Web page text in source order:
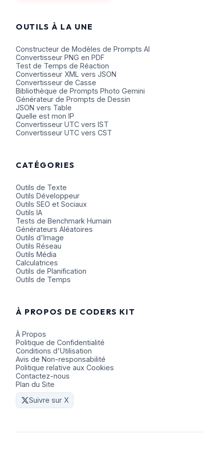
OUTILS À LA UNE
Constructeur de Modèles de Prompts AI
Convertisseur PNG en PDF
Test de Temps de Réaction
Convertisseur XML vers JSON
Convertisseur de Casse
Bibliothèque de Prompts Photo Gemini
Générateur de Prompts de Dessin
JSON vers Table
Quelle est mon IP
Convertisseur UTC vers IST
Convertisseur UTC vers CST
CATÉGORIES
Outils de Texte
Outils Développeur
Outils SEO et Sociaux
Outils IA
Tests de Benchmark Humain
Générateurs Aléatoires
Outils d'Image
Outils Réseau
Outils Média
Calculatrices
Outils de Planification
Outils de Temps
À PROPOS DE CODERS KIT
À Propos
Politique de Confidentialité
Conditions d'Utilisation
Avis de Non-responsabilité
Politique relative aux Cookies
Contactez-nous
Plan du Site
Suivre sur X